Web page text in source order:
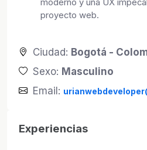
proyecto web.
Ciudad: Bogotá -
Sexo: Masculino
Email:
Experiencias